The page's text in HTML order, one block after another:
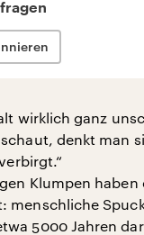
wirklich ganz
denkt man
Klumpen haben
menschliche
5000 Jahren